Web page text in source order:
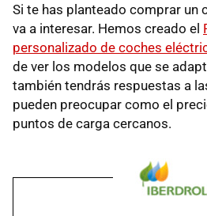
Si te has planteado comprar un
va a interesar. Hemos creado el
personalizado de coches
de ver los modelos que se
también tendrás respuestas a
pueden preocupar como el
puntos de carga cercanos.